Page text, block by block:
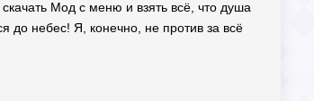
Мод с меню и взять всё, что душа
до небес! Я, конечно, не против за всё